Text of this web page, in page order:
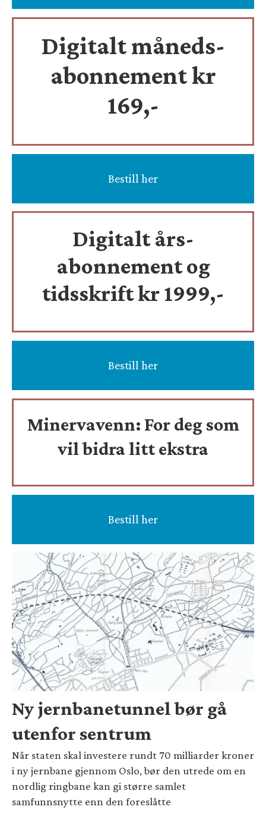
Digitalt måneds-
abonnement kr
169,-
Bestill her
Digitalt års-
abonnement og
tidsskriftkr 1999,-
Bestill her
Minervavenn: For deg som
vil bidra litt ekstra
Bestill her
Ny jernbanetunnel bør gå
utenfor sentrum
Når staten skal investere rundt 70 milliarder kroner
i ny jernbane gjennom Oslo, bør den utrede om en
nordlig ringbane kan gi større samlet
samfunnsnytte enn den foreslåtte